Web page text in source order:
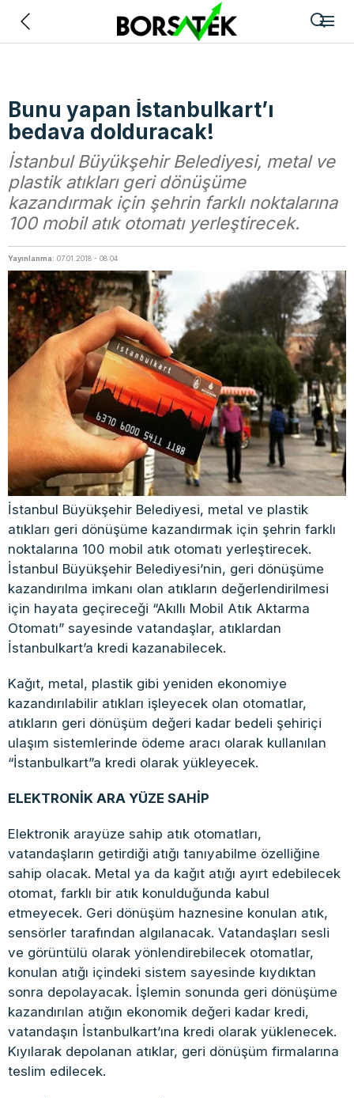
Bunu yapan İstanbulkart’ı
bedava dolduracak!
İstanbul Büyükşehir Belediyesi, metal ve
plastik atıkları geri dönüşüme
kazandırmak için şehrin farklı noktalarına
100 mobil atık otomatı yerleştirecek.
Yayınlanma: 07.01.2018 - 08:04
İstanbul Büyükşehir Belediyesi, metal ve plastik
atıkları geri dönüşüme kazandırmak için şehrin farklı
noktalarına 100 mobil atık otomatı yerleştirecek.
İstanbul Büyükşehir Belediyesi’nin, geri dönüşüme
kazandırılma imkanı olan atıkların değerlendirilmesi
için hayata geçireceği “Akıllı Mobil Atık Aktarma
Otomatı” sayesinde vatandaşlar, atıklardan
İstanbulkart’a kredi kazanabilecek.
Kağıt, metal, plastik gibi yeniden ekonomiye
kazandırılabilir atıkları işleyecek olan otomatlar,
atıkların geri dönüşüm değeri kadar bedeli şehiriçi
ulaşım sistemlerinde ödeme aracı olarak kullanılan
“İstanbulkart”a kredi olarak yükleyecek.
ELEKTRONİK ARA YÜZE SAHİP
Elektronik arayüze sahip atık otomatları,
vatandaşların getirdiği atığı tanıyabilme özelliğine
sahip olacak. Metal ya da kağıt atığı ayırt edebilecek
otomat, farklı bir atık konulduğunda kabul
etmeyecek. Geri dönüşüm haznesine konulan atık,
sensörler tarafından algılanacak. Vatandaşları sesli
ve görüntülü olarak yönlendirebilecek otomatlar,
konulan atığı içindeki sistem sayesinde kıydıktan
sonra depolayacak. İşlemin sonunda geri dönüşüme
kazandırılan atığın ekonomik değeri kadar kredi,
vatandaşın İstanbulkart’ına kredi olarak yüklenecek.
Kıyılarak depolanan atıklar, geri dönüşüm firmalarına
teslim edilecek.